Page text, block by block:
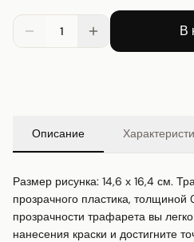
1 В
Описание
Размер рисунка: 14,6 х 16,4 см.
прозрачного пластика,
прозрачности трафарета вы
нанесения краски и достигните